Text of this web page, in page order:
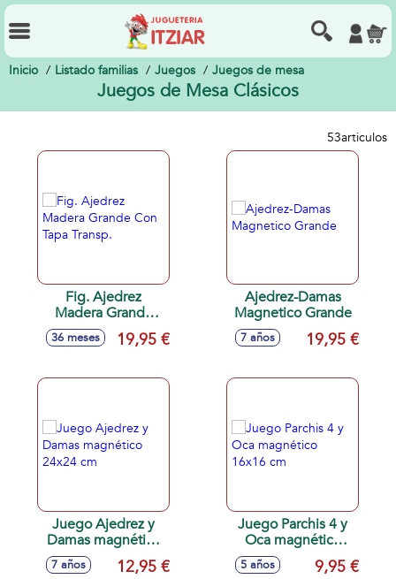
Inicio Listado familias Juegos Juegos de mesa
Juegos de Mesa Clásicos
53articulos
Fig. Ajedrez
Madera Grande
Con Tapa Transp.
36 meses 19,95 €
Ajedrez-Damas
Magnetico Grande
7 años 19,95 €
Juego Ajedrez y
Damas magnético
24x24 cm
7 años 12,95 €
Juego Parchis 4 y
Oca magnético
16x16 cm
5 años 9,95 €